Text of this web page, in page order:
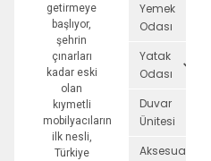
getirmeye
başlıyor,
şehrin
çınarları
kadar eski
olan
kıymetli
mobilyacıların
ilk nesli,
Türkiye
Yemek
Odası
Yatak
Odası
Duvar
Ünitesi
Aksesuarlar